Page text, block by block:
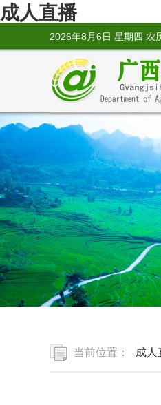
成人直播
2026年8月6日 星期四 农
当前位置： 成人